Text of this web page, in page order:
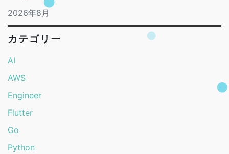
2026年8月
カテゴリー
AI
AWS
Engineer
Flutter
Go
Python